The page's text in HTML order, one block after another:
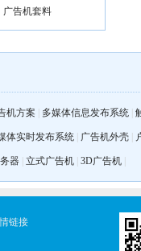
广告机套料
机方案 多媒体信息发布系统
体实时发布系统 广告机外壳
器 立式广告机 3D广告机
链接